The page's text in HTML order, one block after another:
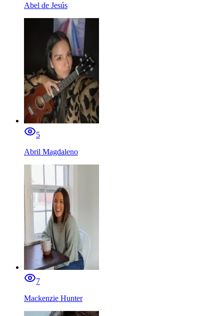
Abel de Jesús
5
Abril Magdaleno
7
Mackenzie Hunter